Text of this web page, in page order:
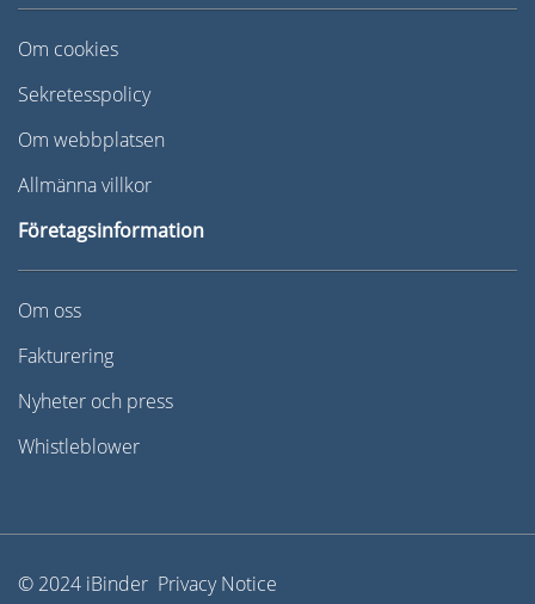
Om cookies
Sekretesspolicy
Om webbplatsen
Allmänna villkor
Företagsinformation
Om oss
Fakturering
Nyheter och press
Whistleblower
© 2024 iBinder Privacy Notice